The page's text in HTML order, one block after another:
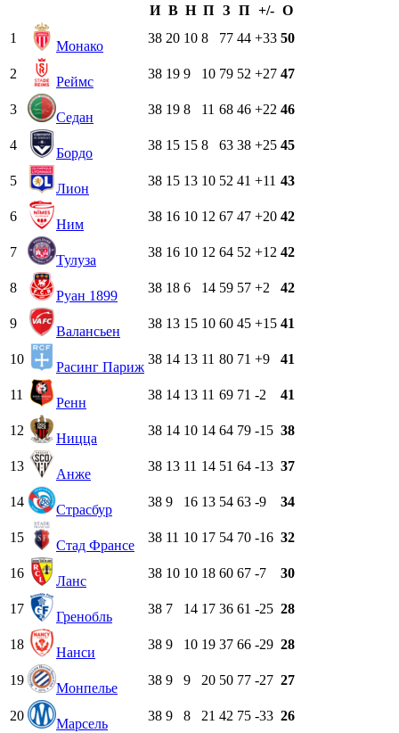
И В Н П З П +/- О
1
Монако
38 20 10 8 77 44 +33 50
2
Реймс
38 19 9 10 79 52 +27 47
3
Седан
38 19 8 11 68 46 +22 46
4
Бордо
38 15 15 8 63 38 +25 45
5
Лион
38 15 13 10 52 41 +11 43
6
Ним
38 16 10 12 67 47 +20 42
7
Тулуза
38 16 10 12 64 52 +12 42
8
Руан 1899
38 18 6 14 59 57 +2 42
9
Валансьен
38 13 15 10 60 45 +15 41
10
Расинг Париж
38 14 13 11 80 71 +9 41
11
Ренн
38 14 13 11 69 71 -2 41
12
Ницца
38 14 10 14 64 79 -15 38
13
Анже
38 13 11 14 51 64 -13 37
14
Страсбур
38 9 16 13 54 63 -9 34
15
Стад Франсе
38 11 10 17 54 70 -16 32
16
Ланс
38 10 10 18 60 67 -7 30
17
Гренобль
38 7 14 17 36 61 -25 28
18
Нанси
38 9 10 19 37 66 -29 28
19
Монпелье
38 9 9 20 50 77 -27 27
20
Марсель
38 9 8 21 42 75 -33 26